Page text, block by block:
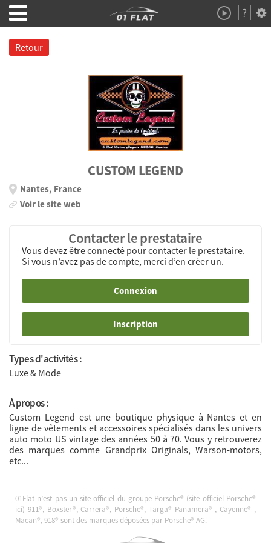
?
Démo
Retour
CUSTOM LEGEND
Nantes, France
Voir le site web
Contacter le prestataire
Vous devez être connecté pour contacter le prestataire.
Si vous n’avez pas de compte, merci d’en créer un.
Connexion
Inscription
Types d'activités :
Luxe & Mode
À propos :
Custom Legend est une boutique physique à Nantes et en
ligne de vêtements et accessoires spécialisés dans les univers
auto moto US vintage des années 50 à 70. Vous y retrouverez
des marques comme Grandprix Originals, Warson-motors,
etc...
01Flat n’est pas un site officiel du groupe Porsche® (site officiel Porsche®
ici) 911®, Boxster®, Carrera®, Porsche®, Targa® Panamera® , Cayenne® ,
Macan®, 918® sont des marques déposées par Porsche® AG.